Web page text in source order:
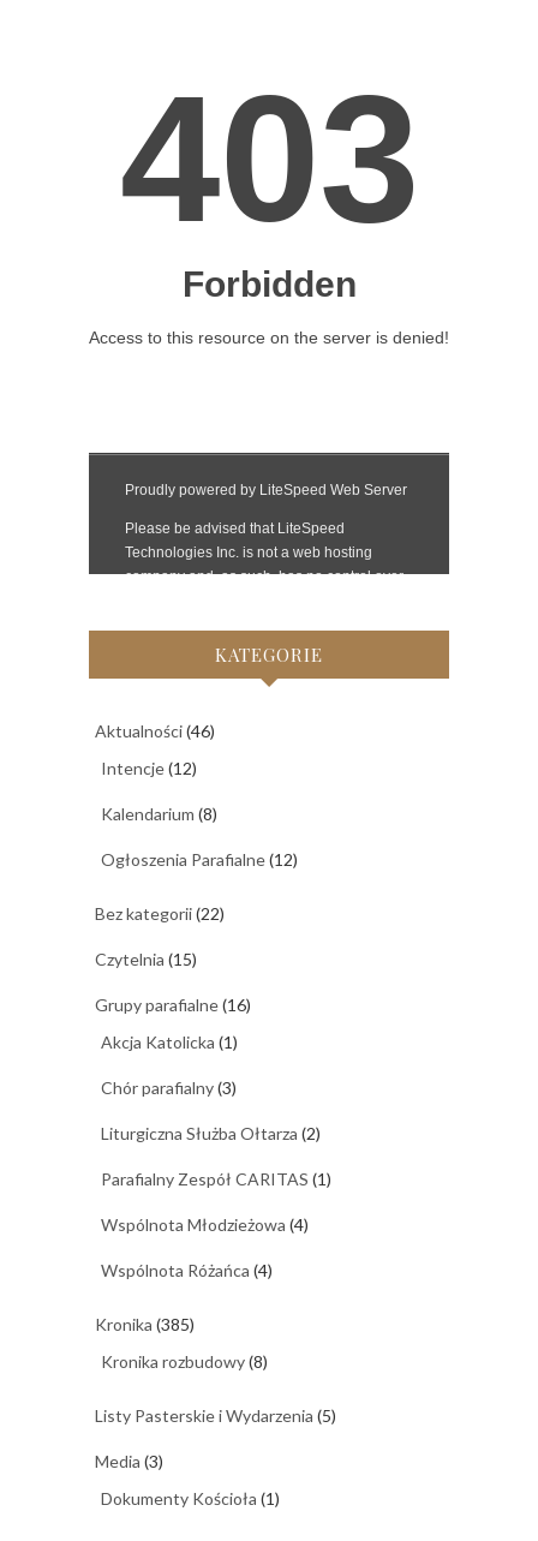
KATEGORIE
Aktualności(46)
Intencje(12)
Kalendarium (8)
Ogłoszenia Parafialne(12)
Bez kategorii(22)
Czytelnia (15)
Grupy parafialne(16)
Akcja Katolicka (1)
Chór parafialny(3)
Liturgiczna Służba Ołtarza (2)
Parafialny Zespół CARITAS (1)
Wspólnota Młodzieżowa (4)
Wspólnota Różańca (4)
Kronika (385)
Kronika rozbudowy(8)
Listy Pasterskie i Wydarzenia (5)
Media (3)
Dokumenty Kościoła (1)